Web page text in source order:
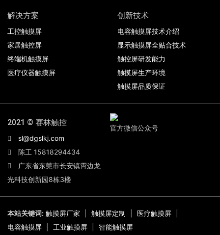
解决方案
工控触摸屏
家居触控屏
终端机触摸屏
医疗仪器触摸屏
创新技术
电容触摸屏技术介绍
显示触摸屏全贴合技术
触控屏研发能力
触摸屏生产环境
触摸屏品质保证
2021 © 赛林触控
sl@dgslkj.com
陈工 15818294434
广东省东莞市长安镇霄边龙
光科技创新园8栋3楼
官方微信公众号
本站关键词: 触摸屏厂家 触摸屏定制 医疗触摸屏
电容触摸屏
工业触摸屏 智能触摸屏